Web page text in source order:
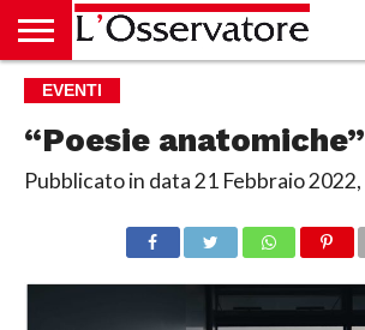
HOME
CULTURA
ECONOMIA
RUBRICHE
ARCHIVIO
PODCAST
ABBONAMENTO
CHI
ACCEDI
EVENTI
“Poesie
Pubblicato in data21 Febbraio